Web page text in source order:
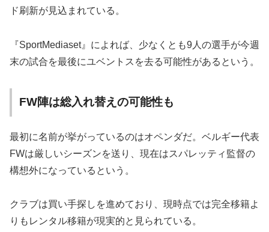
ド刷新が見込まれている。
『SportMediaset』によれば、少なくとも9人の選手が今週
末の試合を最後にユベントスを去る可能性があるという。
FW陣は総入れ替えの可能性も
最初に名前が挙がっているのはオペンダだ。ベルギー代表
FWは厳しいシーズンを送り、現在はスパレッティ監督の
構想外になっているという。
クラブは買い手探しを進めており、現時点では完全移籍よ
りもレンタル移籍が現実的と見られている。